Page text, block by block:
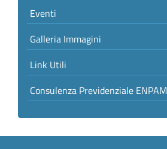
Eventi
Galleria Immagini
Link Utili
Consulenza Previdenziale ENPAM